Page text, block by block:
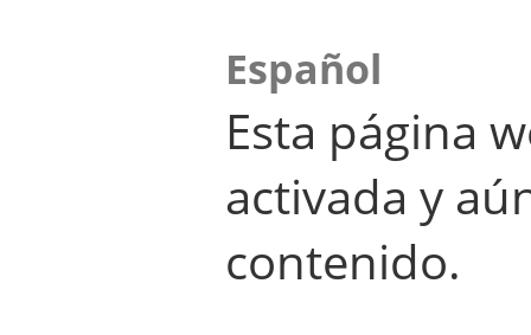
Español
Esta página
activada y
contenido.